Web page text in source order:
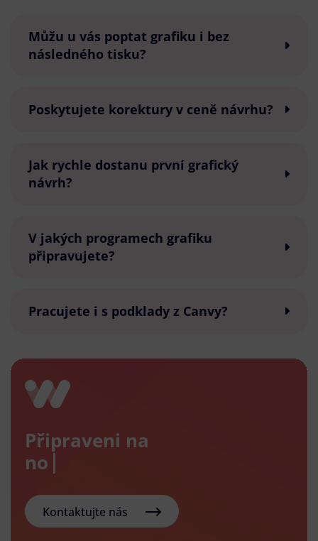
Můžu u vás poptat grafiku i bez
následného tisku?
Poskytujete korektury v ceně návrhu?
Jak rychle dostanu první grafický
návrh?
V jakých programech grafiku
připravujete?
Pracujete i s podklady z Canvy?
Připraveni na
nový e-
Kontaktujte nás